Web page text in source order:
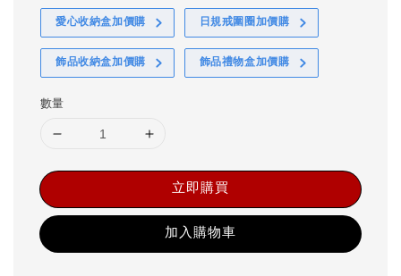
愛心收納盒加價購 日規戒圍圈加價購
飾品收納盒加價購 飾品禮物盒加價購
數量
立即購買
加入購物車